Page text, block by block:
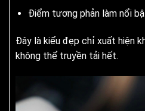
Điểm tương phản làm nổi
Đây là kiểu đẹp chỉ xuất hiện
không thể truyền tải hết.